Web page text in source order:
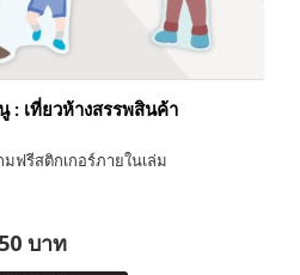
: เที่ยวห้างสรรพสินค้า
ฟรีสติกเกอร์ภายในเล่ม
50 บาท